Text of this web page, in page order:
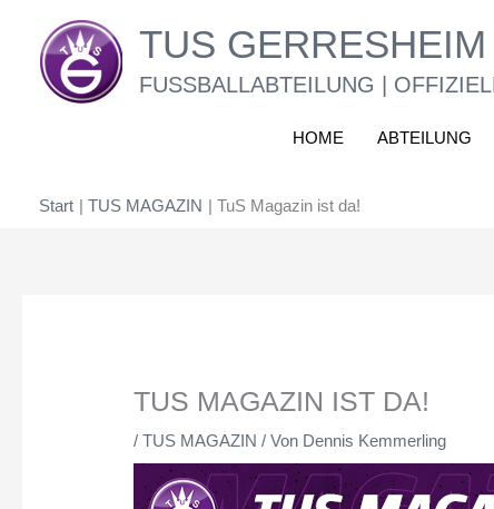
springen
TUS
FUSSBALLABTEILUNG |
HOME ABTEILUNG
Start TUS MAGAZIN TuS Magazin ist da!
TUS MAGAZIN IST DA!
/TUS MAGAZIN / Von Dennis Kemmerling